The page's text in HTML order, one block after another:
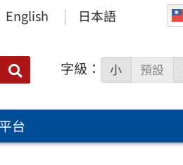
English 日本語
搜
尋：
字級： 小 預設
台